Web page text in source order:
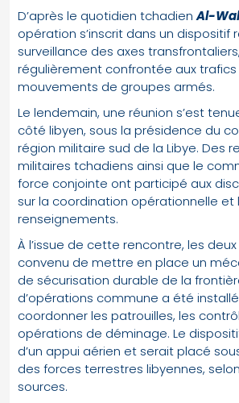
D’après le quotidien tchadienAl-
opération s’inscrit dans un dispositif
surveillance des axes
régulièrement confrontée aux trafics
mouvements de groupes armés.
Le lendemain, une réunion s’est
côté libyen, sous la présidence du
région militaire sud de la Libye. Des
militaires tchadiens ainsi que le
force conjointe ont participé aux
sur la coordination opérationnelle
renseignements.
À l’issue de cette rencontre, les
convenu de mettre en place un
de sécurisation durable de la
d’opérations commune a été
coordonner les patrouilles, les
opérations de déminage. Le
d’un appui aérien et serait placé
des forces terrestres libyennes,
sources.